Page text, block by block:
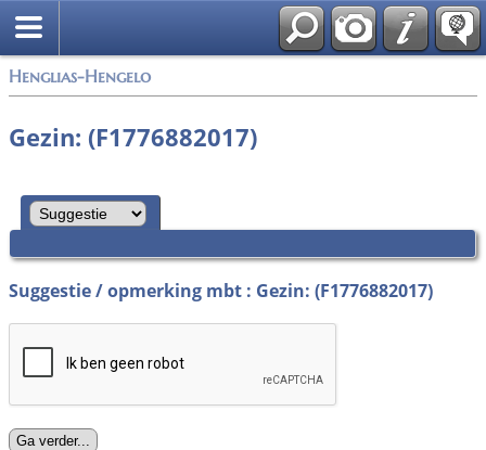
Henglias-Hengelo
Gezin: (F1776882017)
Suggestie / opmerking mbt : Gezin: (F1776882017)